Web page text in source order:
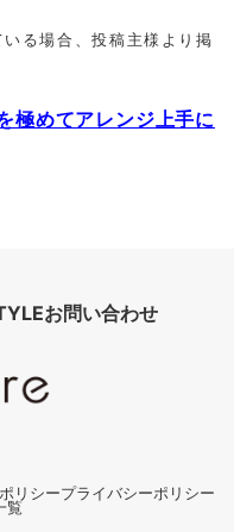
る場合、投稿主様より掲
極めてアレンジ上手に
お問い合わせ
リシープライバシーポリシー
覧